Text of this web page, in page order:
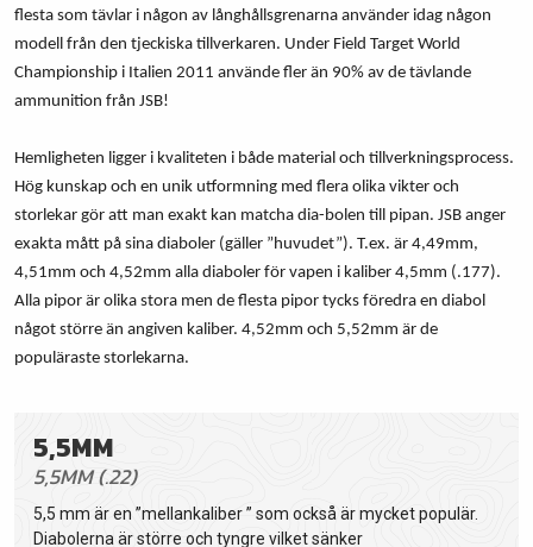
flesta som tävlar i någon av långhållsgrenarna använder idag någon
modell från den tjeckiska tillverkaren. Under Field Target World
Championship i Italien 2011 använde fler än 90% av de tävlande
ammunition från JSB!
Hemligheten ligger i kvaliteten i både material och tillverkningsprocess.
Hög kunskap och en unik utformning med flera olika vikter och
storlekar gör att man exakt kan matcha dia-bolen till pipan. JSB anger
exakta mått på sina diaboler (gäller ”huvudet”). T.ex. är 4,49mm,
4,51mm och 4,52mm alla diaboler för vapen i kaliber 4,5mm (.177).
Alla pipor är olika stora men de flesta pipor tycks föredra en diabol
något större än angiven kaliber. 4,52mm och 5,52mm är de
populäraste storlekarna.
5,5MM
5,5MM (.22)
5,5 mm är en ”mellankaliber ” som också är mycket populär.
Diabolerna är större och tyngre vilket sänker